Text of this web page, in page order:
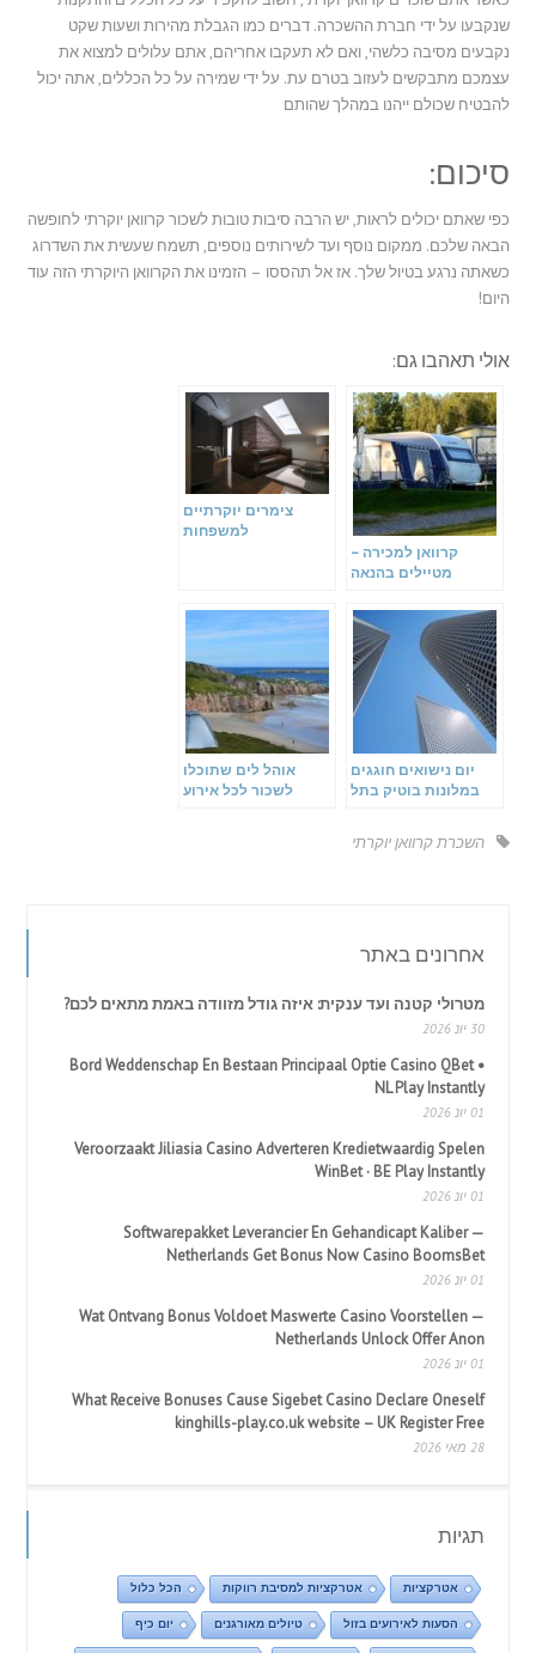
שנקבעו על ידי חברת ההשכרה. דברים כמו הגבלת מהירות ושעות שקט
נקבעים מסיבה כלשהי, ואם לא תעקבו אחריהם, אתם עלולים למצוא את
עצמכם מתבקשים לעזוב בטרם עת. על ידי שמירה על כל הכללים, אתה יכול
להבטיח שכולם ייהנו במהלך שהותם
סיכום:
כפי שאתם יכולים לראות, יש הרבה סיבות טובות לשכור קרוואן יוקרתי לחופשה
הבאה שלכם. ממקום נוסף ועד לשירותים נוספים, תשמח שעשית את השדרוג
כשאתה נרגע בטיול שלך. אז אל תהססו – הזמינו את הקרוואן היוקרתי הזה עוד
היום!
אולי תאהבו גם:
קרוואן למכירה –
מטיילים בהנאה
צימרים יוקרתיים
למשפחות
יום נישואים חוגגים
במלונות בוטיק בתל
אוהל לים שתוכלו
לשכור לכל אירוע
השכרת קרוואן יוקרתי
אחרונים באתר
מטרולי קטנה ועד ענקית: איזה גודל מזוודה באמת מתאים לכם?
30 יונ 2026
Bord Weddenschap En Bestaan Principaal Optie Casino QBet •
NL Play Instantly
01 יונ 2026
Veroorzaakt Jiliasia Casino Adverteren Kredietwaardig Spelen
WinBet · BE Play Instantly
01 יונ 2026
Softwarepakket Leverancier En Gehandicapt Kaliber —
Netherlands Get Bonus Now Casino BoomsBet
01 יונ 2026
Wat Ontvang Bonus Voldoet Maswerte Casino Voorstellen —
Netherlands Unlock Offer Anon
01 יונ 2026
What Receive Bonuses Cause Sigebet Casino Declare Oneself
kinghills-play.co.uk website – UK Register Free
28 מאי 2026
תגיות
אטרקציות אטרקציות למסיבת רווקות הכל כלול
הסעות לאירועים בזול טיולים מאורגנים יום כיף